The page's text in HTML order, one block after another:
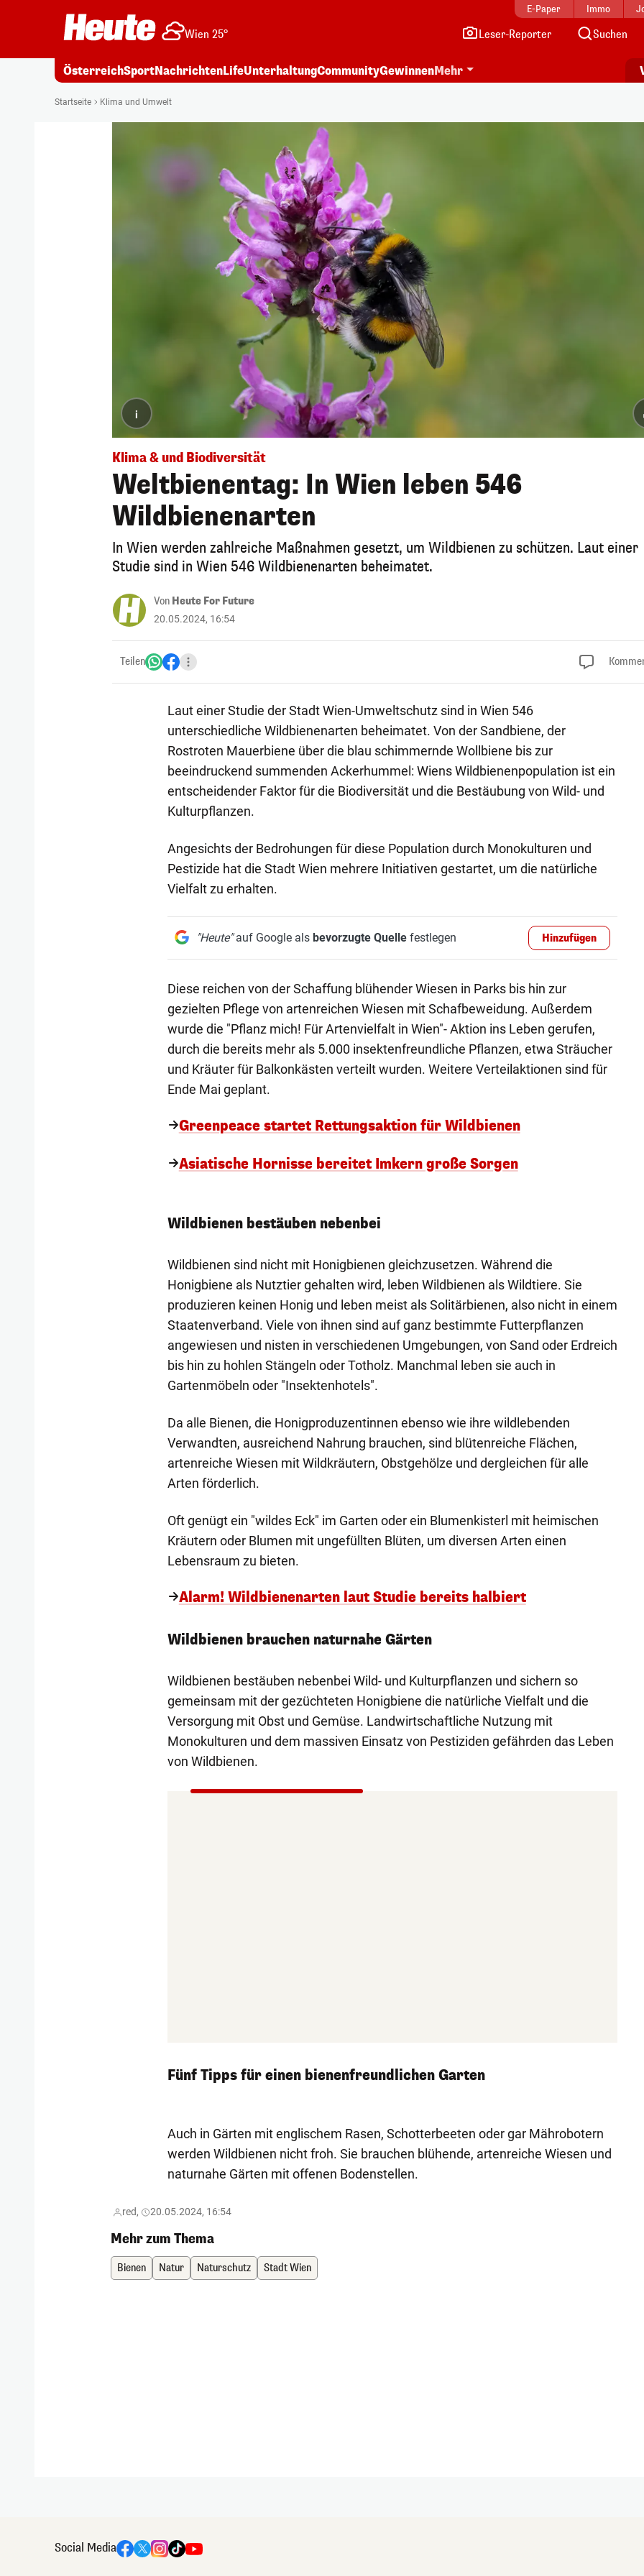
E-Paper Immo
Wien 25° Leser-Reporter Suchen
ÖsterreichSportNachrichtenLifeUnterhaltungCommunityGewinnenMehr
Startseite Klima und Umwelt
i
Klima & und Biodiversität
Weltbienentag: In Wien leben 546
Wildbienenarten
In Wien werden zahlreiche Maßnahmen gesetzt, um Wildbienen zu schützen. Laut einer
Studie sind in Wien 546 Wildbienenarten beheimatet.
Von Heute For Future
20.05.2024, 16:54
Teilen
Laut einer Studie der Stadt Wien-Umweltschutz sind in Wien 546
unterschiedliche Wildbienenarten beheimatet. Von der Sandbiene, der
Rostroten Mauerbiene über die blau schimmernde Wollbiene bis zur
beeindruckend summenden Ackerhummel: Wiens Wildbienenpopulation ist ein
entscheidender Faktor für die Biodiversität und die Bestäubung von Wild- und
Kulturpflanzen.
Angesichts der Bedrohungen für diese Population durch Monokulturen und
Pestizide hat die Stadt Wien mehrere Initiativen gestartet, um die natürliche
Vielfalt zu erhalten.
"Heute"auf Google als bevorzugte Quellefestlegen Hinzufügen
Diese reichen von der Schaffung blühender Wiesen in Parks bis hin zur
gezielten Pflege von artenreichen Wiesen mit Schafbeweidung. Außerdem
wurde die "Pflanz mich! Für Artenvielfalt in Wien"- Aktion ins Leben gerufen,
durch die bereits mehr als 5.000 insektenfreundliche Pflanzen, etwa Sträucher
und Kräuter für Balkonkästen verteilt wurden. Weitere Verteilaktionen sind für
Ende Mai geplant.
Greenpeace startet Rettungsaktion für Wildbienen
Asiatische Hornisse bereitet Imkern große Sorgen
Wildbienen bestäuben nebenbei
Wildbienen sind nicht mit Honigbienen gleichzusetzen. Während die
Honigbiene als Nutztier gehalten wird, leben Wildbienen als Wildtiere. Sie
produzieren keinen Honig und leben meist als Solitärbienen, also nicht in einem
Staatenverband. Viele von ihnen sind auf ganz bestimmte Futterpflanzen
angewiesen und nisten in verschiedenen Umgebungen, von Sand oder Erdreich
bis hin zu hohlen Stängeln oder Totholz. Manchmal leben sie auch in
Gartenmöbeln oder "Insektenhotels".
Da alle Bienen, die Honigproduzentinnen ebenso wie ihre wildlebenden
Verwandten, ausreichend Nahrung brauchen, sind blütenreiche Flächen,
artenreiche Wiesen mit Wildkräutern, Obstgehölze und dergleichen für alle
Arten förderlich.
Oft genügt ein "wildes Eck" im Garten oder ein Blumenkisterl mit heimischen
Kräutern oder Blumen mit ungefüllten Blüten, um diversen Arten einen
Lebensraum zu bieten.
Alarm! Wildbienenarten laut Studie bereits halbiert
Wildbienen brauchen naturnahe Gärten
Wildbienen bestäuben nebenbei Wild- und Kulturpflanzen und sichern so
gemeinsam mit der gezüchteten Honigbiene die natürliche Vielfalt und die
Versorgung mit Obst und Gemüse. Landwirtschaftliche Nutzung mit
Monokulturen und dem massiven Einsatz von Pestiziden gefährden das Leben
von Wildbienen.
Fünf Tipps für einen bienenfreundlichen Garten
Auch in Gärten mit englischem Rasen, Schotterbeeten oder gar Mährobotern
werden Wildbienen nicht froh. Sie brauchen blühende, artenreiche Wiesen und
naturnahe Gärten mit offenen Bodenstellen.
red, 20.05.2024, 16:54
Mehr zum Thema
Bienen Natur Naturschutz Stadt Wien
Social Media